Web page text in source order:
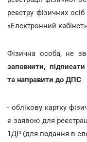
реєстру фізичних
«Електронний
Фізична особа, не
заповнити,
та направити до ДПС:
- облікову картку
є заявою для
1ДР (для подання в